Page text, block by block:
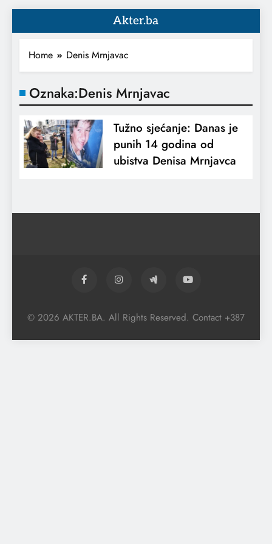
Akter.ba
Home Denis Mrnjavac
Oznaka:Denis Mrnjavac
Tužno sjećanje: Danas je
punih 14 godina od
ubistva Denisa Mrnjavca
© 2026 AKTER.BA. All Rights Reserved. Contact +387